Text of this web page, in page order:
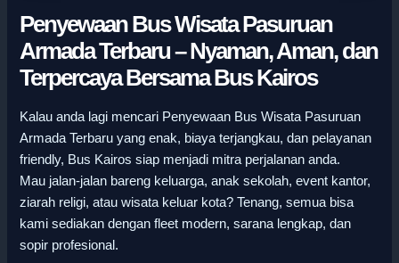
Penyewaan Bus Wisata Pasuruan
Armada Terbaru – Nyaman, Aman, dan
Terpercaya Bersama Bus Kairos
Kalau anda lagi mencari Penyewaan Bus Wisata Pasuruan
Armada Terbaru yang enak, biaya terjangkau, dan pelayanan
friendly, Bus Kairos siap menjadi mitra perjalanan anda.
Mau jalan-jalan bareng keluarga, anak sekolah, event kantor,
ziarah religi, atau wisata keluar kota? Tenang, semua bisa
kami sediakan dengan fleet modern, sarana lengkap, dan
sopir profesional.